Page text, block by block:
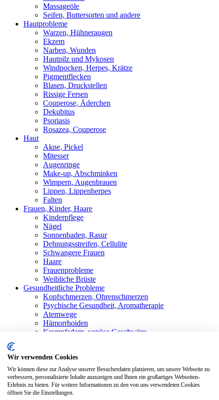
Massageöle
Seifen, Buttersorten und andere
Hautprobleme
Warzen, Hühneraugen
Ekzem
Narben, Wunden
Hautpilz und Mykosen
Windpocken, Herpes, Krätze
Pigmentflecken
Blasen, Druckstellen
Rissige Fersen
Couperose, Äderchen
Dekubitus
Psoriasis
Rosazea, Couperose
Haut
Akne, Pickel
Mitesser
Augenringe
Make-up, Abschminken
Wimpern, Augenbrauen
Lippen, Lippenherpes
Falten
Frauen, Kinder, Haare
Kinderpflege
Nägel
Sonnenbaden, Rasur
Dehnungsstreifen, Cellulite
Schwangere Frauen
Haare
Frauenprobleme
Weibliche Brüste
Gesundheitliche Probleme
Kopfschmerzen, Ohrenschmerzen
Psychische Gesundheit, Aromatherapie
Atemwege
Hämorrhoiden
Krampfadern, venöse Geschwüre
Rheumatismus, Gelenkschmerzen
Mundhöhle
Magenbeschwerden
ShopAlle Produkte
Wir verwenden Cookies
Wir können diese zur Analyse unserer Besucherdaten platzieren, um unsere Webseite zu
verbessern, personalisierte Inhalte anzuzeigen und Ihnen ein großartiges Webseiten-
Erlebnis zu bieten. Für weitere Informationen zu den von uns verwendeten Cookies
öffnen Sie die Einstellungen.